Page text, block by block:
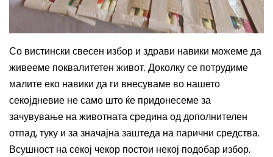
Со вистински свесен избор и здрави навики можеме да
живееме поквалитетен живот. Доколку се потрудиме
малите еко навики да ги внесуваме во нашето
секојдневие не само што ќе придонесеме за
зачувување на животната средина од дополнителен
отпад, туку и за значајна заштеда на парични средства.
Всушност на секој чекор постои некој подобар избор.